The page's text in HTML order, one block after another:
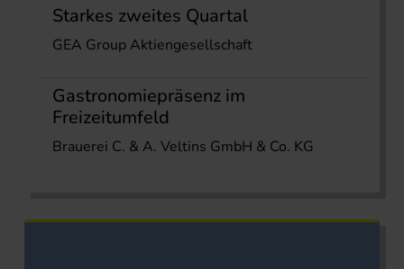
Starkes zweites Quartal
GEA Group Aktiengesellschaft
Gastronomiepräsenz im
Freizeitumfeld
Brauerei C. & A. Veltins GmbH & Co. KG